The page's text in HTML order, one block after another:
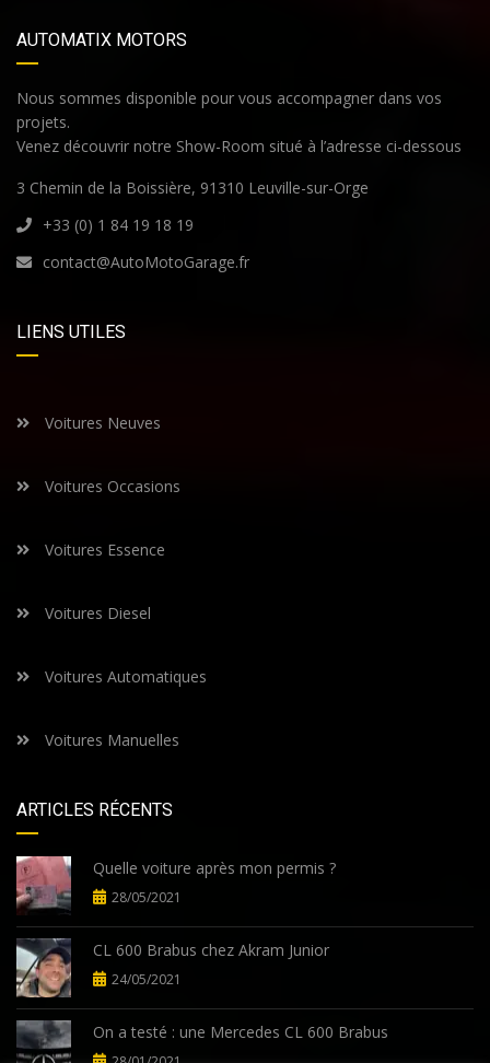
AUTOMATIX MOTORS
Nous sommes disponible pour vous accompagner dans vos
projets.
Venez découvrir notre Show-Room situé à l’adresse ci-dessous
3 Chemin de la Boissière, 91310 Leuville-sur-Orge
+33 (0) 1 84 19 18 19
contact@AutoMotoGarage.fr
LIENS UTILES
Voitures Neuves
Voitures Occasions
Voitures Essence
Voitures Diesel
Voitures Automatiques
Voitures Manuelles
ARTICLES RÉCENTS
Quelle voiture après mon permis ?
28/05/2021
CL 600 Brabus chez Akram Junior
24/05/2021
On a testé : une Mercedes CL 600 Brabus